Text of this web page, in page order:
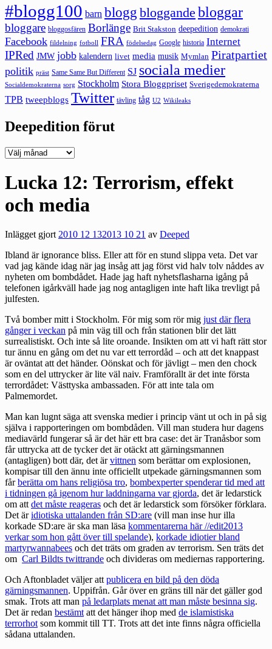
#blogg100 barn blogg bloggande bloggar
bloggare bloggosfären Borlänge Brit Stakston deepedition demokrati
Facebook fildelning fotboll FRA födelsedag Google historia Internet
IPRed JMW jobb kalendern livet media musik Mymlan Piratpartiet
politik präst Same Same But Different SJ sociala medier
Socialdemokraterna sorg Stockholm Stora Bloggpriset Sverigedemokraterna
TPB tweepblogs Twitter tävling tåg U2 Wikileaks
Deepedition förut
Deepedition
Lucka 12: Terrorism, effekt
och media
Inlägget gjort2010 12 132013 10 21 av Deeped
Ibland är ignorance bliss. Eller att för en stund slippa veta. Det var
vad jag kände idag när jag insåg att jag först vid halv tolv nåddes av
nyheten om bombdådet. Hade jag haft nyhetsflasharna igång på
telefonen igårkväll hade jag nog antagligen inte haft lika trevligt på
julfesten.
Två bomber mitt i Stockholm. För mig som rör mig just där flera
gånger i veckan på min väg till och från stationen blir det lätt
surrealistiskt. Och inte så lite oroande. Insikten om att vi haft rätt stor
tur ännu en gång om det nu var ett terrordåd – och att det knappast
är oväntat att det händer. Oönskat och för jävligt – men den chock
som en del uttrycker är lite väl naiv. Framförallt är det inte första
terrordådet: Västtyska ambassaden. För att inte tala om
Palmemordet.
Man kan lugnt säga att svenska medier i princip vänt ut och in på sig
själva i rapporteringen om bombdåden. Vill man studera hur dagens
mediavärld fungerar så är det här ett bra case: det är Tranåsbor som
får uttrycka att de tycker det är otäckt att gärningsmannen
(antagligen) bott där, det ärvittnen som berättar om explosionen,
kompisar till den ännu inte officiellt utpekade gärningsmannen som
fårberätta om hans religiösa tro, bombexperter spenderar tid med att
i tidningen gå igenom hur laddningarna var gjorda, det är ledarstick
om attdet måste reageras och det är ledarstick som försöker förklara.
Det äridiotiska uttalanden från SD:are (vill man inse hur illa
korkade SD:are är ska man läsa kommentarerna här //edit2013
verkar som hon gått över till spelande), korkade idiotier bland
martyrwannabees och det träts om graden av terrorism. Sen träts det
om Carl Bildts twittrande och divideras om mediernas rapportering.
Och Aftonbladet väljer attpublicera en bild på den döda
gärningsmannen. Uppifrån. Går över en gräns till när det gäller god
smak. Trots att man på ledarplats menat att man måste besinna sig.
Det är redan bestämtatt det hänger ihop med de islamistiska
terrorhotsom kommit till TT. Trots att det inte finns några officiella
sådana uttalanden.